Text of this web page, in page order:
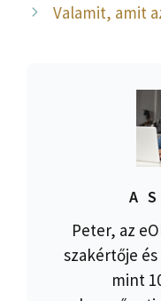
Valamit, amit
A
Peter, az
szakértője
mint